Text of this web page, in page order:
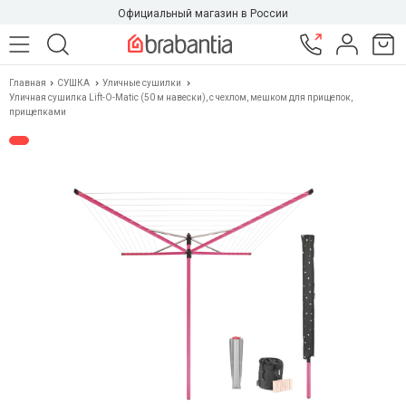
Официальный магазин в России
Главная СУШКА
Уличные сушилки
Уличная сушилка Lift-O-Matic (50 м навески), с чехлом, мешком для прищепок,
прищепками